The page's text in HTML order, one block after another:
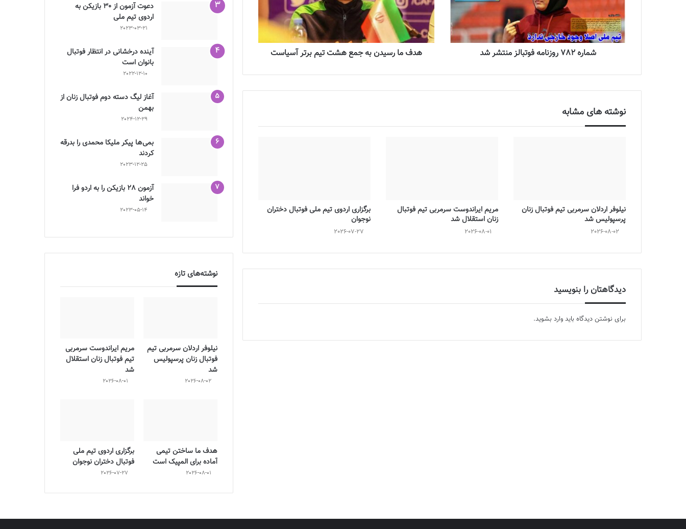
شماره 782 روزنامه فوتبالز منتشر شد هدف ما رسیدن به جمع هشت تیم برتر آسیاست
نوشته های مشابه
نیلوفر اردلان سرمربی تیم فوتبال زنان
پرسپولیس شد
2026-08-02
مریم ایراندوست سرمربی تیم فوتبال
زنان استقلال شد
2026-08-01
برگزاری اردوی تیم ملی فوتبال دختران
نوجوان
2026-07-27
دیدگاهتان را بنویسید
برای نوشتن دیدگاه باید وارد بشوید.
دعوت آزمون از 30 بازیکن به
اردوی تیم ملی
2023-03-21
آینده درخشانی در انتظار فوتبال
بانوان است
2022-12-10
آغاز لیگ دسته دوم فوتبال زنان از
بهمن
2024-12-29
بمی‌ها پیکر ملیکا محمدی را بدرقه
کردند
2023-12-25
آزمون 28 بازیکن را به اردو فرا
خواند
2023-05-14
نوشته‌های تازه
نیلوفر اردلان سرمربی تیم
فوتبال زنان پرسپولیس
شد
2026-08-02
مریم ایراندوست سرمربی
تیم فوتبال زنان استقلال
شد
2026-08-01
هدف ما ساختن تیمی
آماده برای المپیک است
2026-08-01
برگزاری اردوی تیم ملی
فوتبال دختران نوجوان
2026-07-27